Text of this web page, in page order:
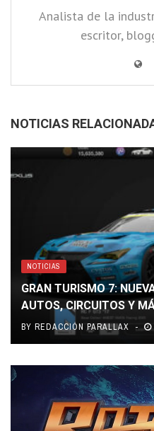
Analista de la
escritor,
NOTICIAS
NOTICIAS
GRAN TURISMO 7:
AUTOS, CIRCUITOS Y
BY REDACCIÓN PARALLAX